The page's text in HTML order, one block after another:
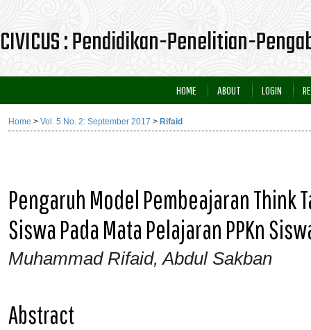
CIVICUS : Pendidikan-Penelitian-
HOME ABOUT LOGIN
Home > Vol. 5 No. 2: September 2017 > Rifaid
Pengaruh Model Pembeajaran Think
Siswa Pada Mata Pelajaran PPKn
Muhammad Rifaid, Abdul Sakban
Abstract